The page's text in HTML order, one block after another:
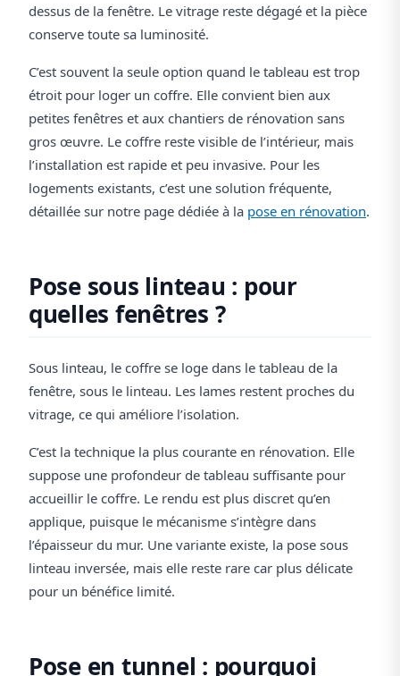
dessus de la fenêtre. Le vitrage reste dégagé et la pièce
conserve toute sa luminosité.
C’est souvent la seule option quand le tableau est trop
étroit pour loger un coffre. Elle convient bien aux
petites fenêtres et aux chantiers de rénovation sans
gros œuvre. Le coffre reste visible de l’intérieur, mais
l’installation est rapide et peu invasive. Pour les
logements existants, c’est une solution fréquente,
détaillée sur notre page dédiée à la pose en rénovation.
Pose sous linteau : pour
quelles fenêtres ?
Sous linteau, le coffre se loge dans le tableau de la
fenêtre, sous le linteau. Les lames restent proches du
vitrage, ce qui améliore l’isolation.
C’est la technique la plus courante en rénovation. Elle
suppose une profondeur de tableau suffisante pour
accueillir le coffre. Le rendu est plus discret qu’en
applique, puisque le mécanisme s’intègre dans
l’épaisseur du mur. Une variante existe, la pose sous
linteau inversée, mais elle reste rare car plus délicate
pour un bénéfice limité.
Pose en tunnel : pourquoi